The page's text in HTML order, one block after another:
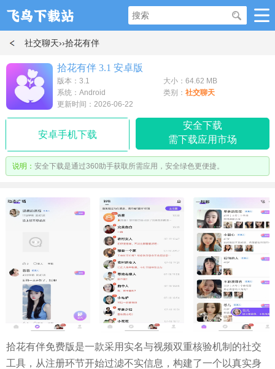
社交聊天››拾花有伴
拾花有伴 3.1 安卓版
版本：3.1
大小：64.62 MB
系统：Android
类别： 社交聊天
更新时间：2026-06-22
安卓手机下载
安全下载
需下载应用市场
说明： 安全下载是通过360助手获取所需应用，安全绿色更便捷。
拾花有伴免费版是一款采用实名与视频双重核验机制的社交
工具，从注册环节开始过滤不实信息，构建了一个以真实身